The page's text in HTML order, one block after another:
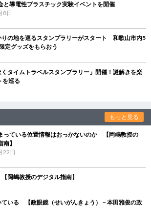
と導電性プラスチック実験イベントを開催
8日
りの地を巡るスタンプラリーがスタート 和歌山市内5
定グッズをもらおう
タイムトラベルスタンプラリー」開催！謎解きを楽
を巡る
もっと見る
っている位置情報はおっかないのか 【岡嶋教授の
】
22日
岡嶋教授のデジタル指南】
ている 【政眼鏡（せいがんきょう）－本田雅俊の政